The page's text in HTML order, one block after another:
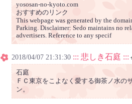
yososan-no-kyoto.com
おすすめのリンク
This webpage was generated by the
Parking. Disclaimer: Sedo maintains no
advertisers. Reference to any specif
2018/04/07 21:31:30 ::: 悲しき石庭 :::
石庭
ＦＣ東京をこよなく愛する御茶ノ水の
ン。